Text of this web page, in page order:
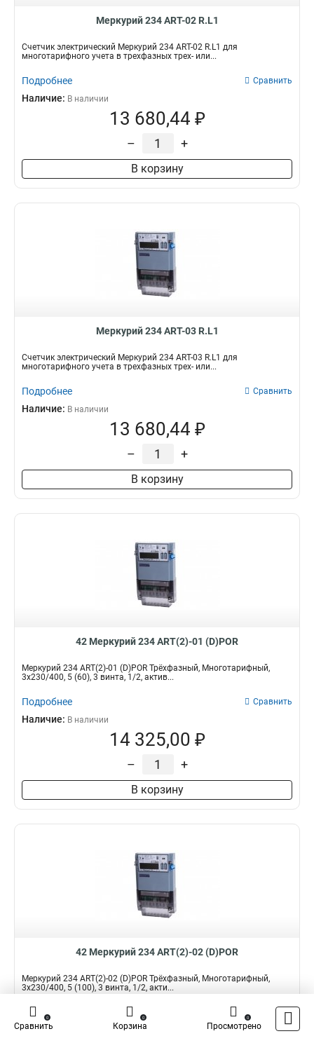
Mеркурий 234 ART-02 R.L1
Счетчик электрический Mеркурий 234 ART-02 R.L1 для
многотарифного учета в трехфазных трех- или...
Подробнее Сравнить
Наличие: В наличии
13 680,44 ₽
– +
В корзину
Mеркурий 234 ART-03 R.L1
Счетчик электрический Mеркурий 234 ART-03 R.L1 для
многотарифного учета в трехфазных трех- или...
Подробнее Сравнить
Наличие: В наличии
13 680,44 ₽
– +
В корзину
42 Меркурий 234 ART(2)-01 (D)POR
Меркурий 234 ART(2)-01 (D)POR Трёхфазный, Многотарифный,
3x230/400, 5 (60), 3 винта, 1/2, актив...
Подробнее Сравнить
Наличие: В наличии
14 325,00 ₽
– +
В корзину
42 Меркурий 234 ART(2)-02 (D)POR
Меркурий 234 ART(2)-02 (D)POR Трёхфазный, Многотарифный,
3x230/400, 5 (100), 3 винта, 1/2, акти...
Подробнее Сравнить
Наличие:
Сравнить
0
Корзина
0
Просмотрено
0